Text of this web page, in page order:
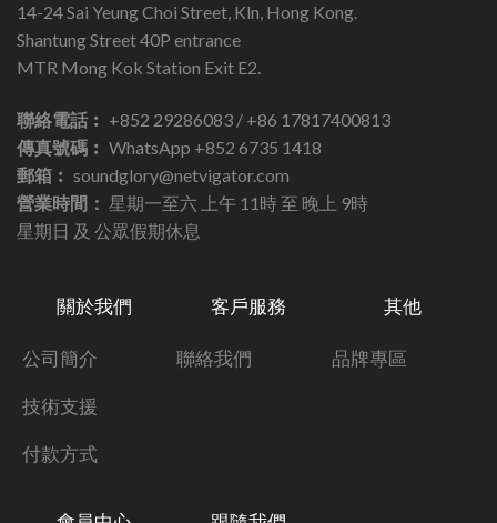
14-24 Sai Yeung Choi Street, Kln, Hong Kong.
Shantung Street 40P entrance
MTR Mong Kok Station Exit E2.
聯絡電話︰ +852 29286083 / +86 17817400813
傳真號碼︰ WhatsApp +852 6735 1418
郵箱︰ soundglory@netvigator.com
營業時間： 星期一至六 上午 11時 至 晚上 9時
星期日 及 公眾假期休息
關於我們
公司簡介
技術支援
付款方式
客戶服務
聯絡我們
其他
品牌專區